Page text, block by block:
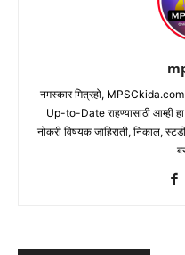
नमस्कार मित्रहो,
Up-to-Date राहण्यासाठी आम्ही
नोकरी विषयक जाहिराती, निकाल,